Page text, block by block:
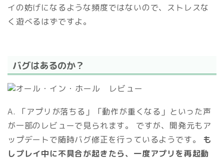
イの妨げになるような頻度ではないので、ストレスな
く遊べるはずですよ。
バグはあるのか？
A. 「アプリが落ちる」「動作が重くなる」といった声
が一部のレビューで見られます。 ですが、開発元もア
ップデートで随時バグ修正を行っているようです。 も
しプレイ中に不具合が起きたら、一度アプリを再起動